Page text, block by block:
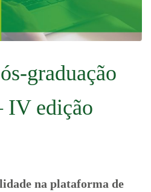
graduação
IV edição
na plataforma de